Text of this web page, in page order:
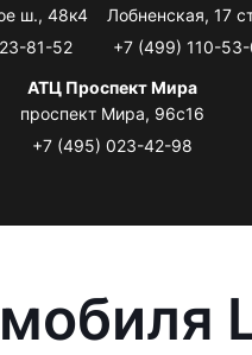
ш., 48к4
81-52
Лобненская, 17
+7 (499) 110-
АТЦ Проспект Мира
проспект Мира, 96с16
+7 (495) 023-42-98